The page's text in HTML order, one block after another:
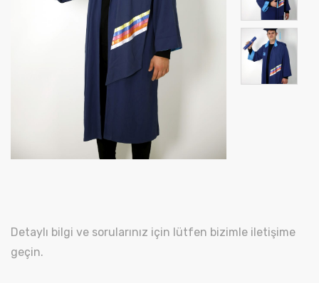
Detaylı bilgi ve sorularınız için lütfen bizimle iletişime
geçin.